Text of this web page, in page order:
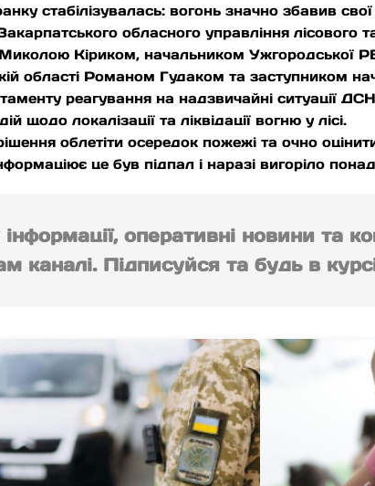
стабілізувалась: вогонь значно збавив
обласного управління лісового
Миколою Кіриком, начальником Ужгородської
області Романом Гудаком та заступником
реагування на надзвичайні ситуації
щодо локалізації та ліквідації вогню у лісі.
облетіти осередок пожежі та очно
це був підпал і наразі вигоріло
оперативні новини та
каналі. Підписуйся та будь в